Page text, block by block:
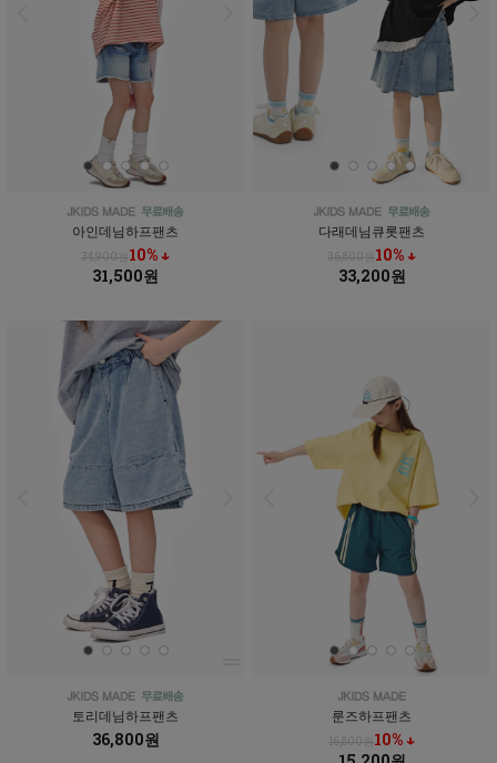
아인데님하프팬츠
34,900원10% ↓
31,500원
다래데님큐롯팬츠
36,800원10% ↓
33,200원
토리데님하프팬츠
36,800원
룬즈하프팬츠
16,800원10% ↓